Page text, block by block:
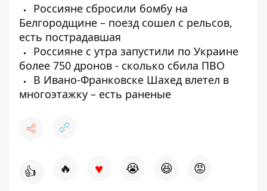
Россияне сбросили бомбу на
Белгородщине – поезд сошел с рельсов,
есть пострадавшая
Россияне с утра запустили по Украине
более 750 дронов - сколько сбила ПВО
В Ивано-Франковске Шахед влетел в
многоэтажку – есть раненые
👍 🔥 ♥ 😭 😆 😡